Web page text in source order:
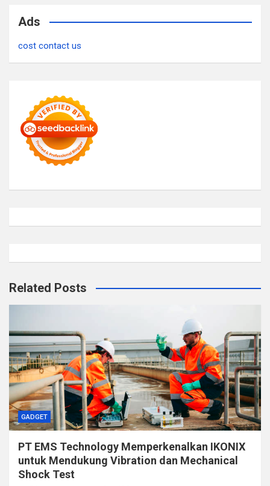
Ads
cost contact us
Related Posts
GADGET
PT EMS Technology Memperkenalkan IKONIX
untuk Mendukung Vibration dan Mechanical
Shock Test